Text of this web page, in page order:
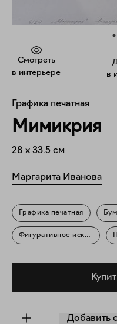
Смотреть
в интерьере
в
Графика печатная
Мимикрия
28 x 33.5 см
Маргарита Иванова
Графика печатная
Фигуративное искусство
Добавить